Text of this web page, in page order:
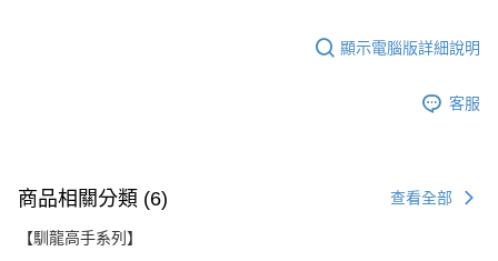
顯示電腦版詳細說明
客服
商品相關分類 (6) 查看全部
【馴龍高手系列】